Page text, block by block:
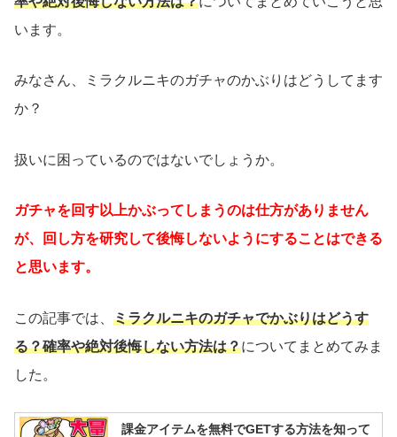
います。
みなさん、ミラクルニキのガチャのかぶりはどうしてます
か？
扱いに困っているのではないでしょうか。
ガチャを回す以上かぶってしまうのは仕方がありません
が、回し方を研究して後悔しないようにすることはできる
と思います。
この記事では、 ミラクルニキのガチャでかぶりはどうす
る？確率や絶対後悔しない方法は？についてまとめてみま
した。
課金アイテムを無料でGETする方法を知って